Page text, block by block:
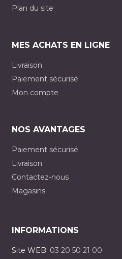
Plan du site
MES ACHATS EN LIGNE
Livraison
Paiement sécurisé
Mon compte
NOS AVANTAGES
Paiement sécurisé
Livraison
Contactez-nous
Magasins
INFORMATIONS
Site WEB: 03 20 50 21 00